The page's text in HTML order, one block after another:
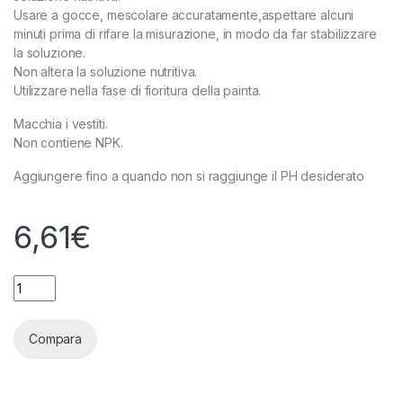
Usare a gocce, mescolare accuratamente,aspettare alcuni
minuti prima di rifare la misurazione, in modo da far stabilizzare
la soluzione.
Non altera la soluzione nutritiva.
Utilizzare nella fase di fioritura della painta.
Macchia i vestiti.
Non contiene NPK.
Aggiungere fino a quando non si raggiunge il PH desiderato
6,61€
ADVANCED HYDROPONICS - PH- DOWN BLOOM - 500ML
Compara